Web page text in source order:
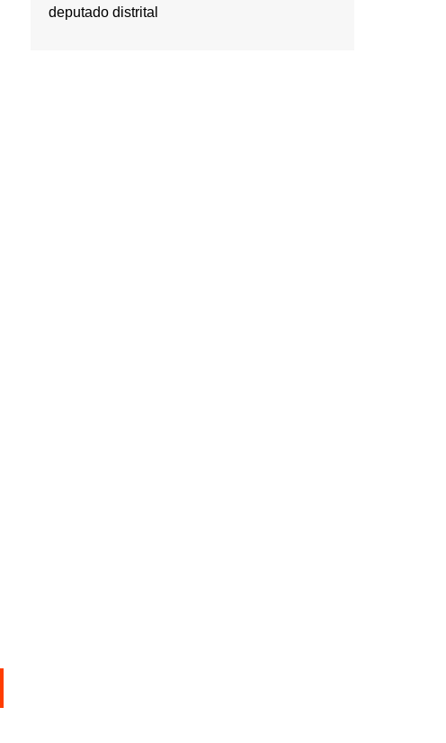
deputado distrital